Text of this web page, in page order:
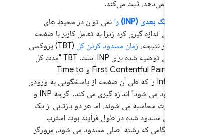
رخ می‌دهد، ثبت می‌کند.
نمی توان در محیط های
اندازه گیری کرد زیرا به تعامل کاربر با صفحه
زمان مسدود کردن کل
(TBT) پروکسی
آزمایشگاهی توصیه شده برای INP است. TBT "مدت کل
زمان بین First Contentful Paint و Time to
Interactive را که طی آن صفحه از پاسخگویی به ورودی
کاربر مسدود می شود" اندازه گیری می کند. اگرچه INP و
TBT متفاوت محاسبه می شوند، اما هر دو بازتابی از یک
اصلی مسدود شده در طول فرآیند بوت استرپ
هنگامی که رشته اصلی مسدود می شود، مرورگر